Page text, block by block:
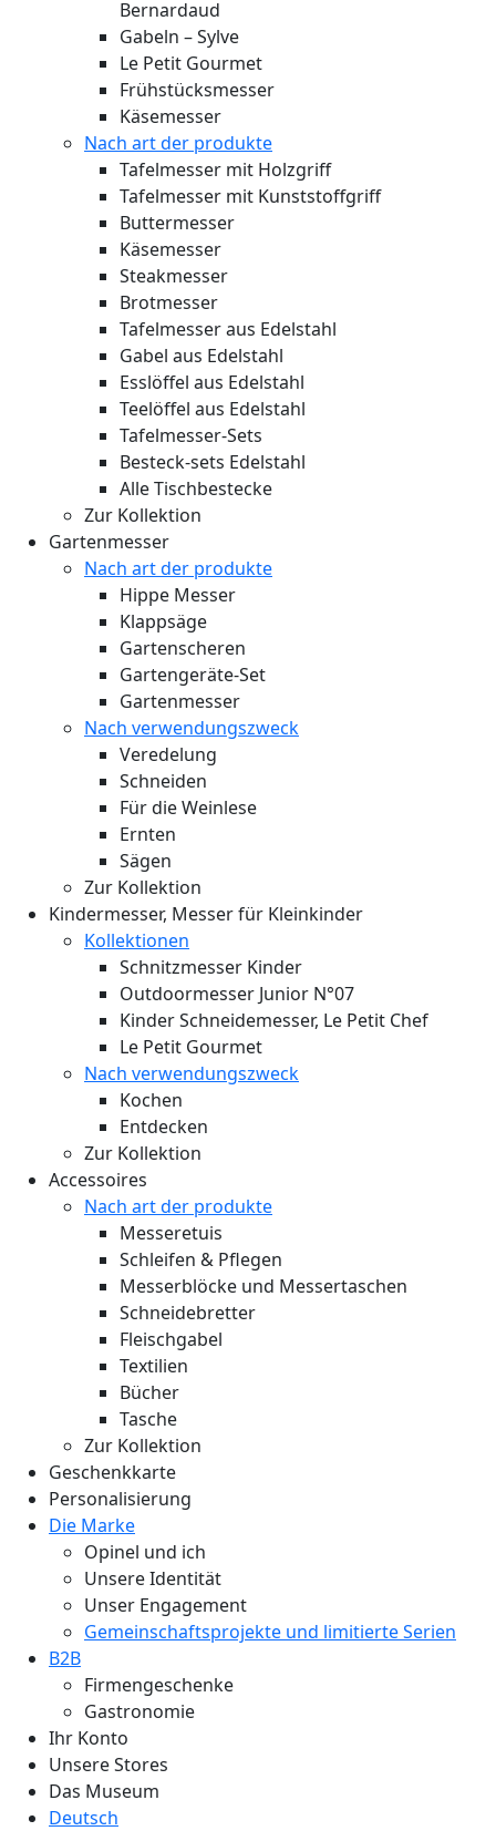
Bernardaud
Gabeln – Sylve
Le Petit Gourmet
Frühstücksmesser
Käsemesser
Nach art der produkte
Tafelmesser mit Holzgriff
Tafelmesser mit Kunststoffgriff
Buttermesser
Käsemesser
Steakmesser
Brotmesser
Tafelmesser aus Edelstahl
Gabel aus Edelstahl
Esslöffel aus Edelstahl
Teelöffel aus Edelstahl
Tafelmesser-Sets
Besteck-sets Edelstahl
Alle Tischbestecke
Zur Kollektion
Gartenmesser
Nach art der produkte
Hippe Messer
Klappsäge
Gartenscheren
Gartengeräte-Set
Gartenmesser
Nach verwendungszweck
Veredelung
Schneiden
Für die Weinlese
Ernten
Sägen
Zur Kollektion
Kindermesser, Messer für Kleinkinder
Kollektionen
Schnitzmesser Kinder
Outdoormesser Junior N°07
Kinder Schneidemesser, Le Petit Chef
Le Petit Gourmet
Nach verwendungszweck
Kochen
Entdecken
Zur Kollektion
Accessoires
Nach art der produkte
Messeretuis
Schleifen & Pflegen
Messerblöcke und Messertaschen
Schneidebretter
Fleischgabel
Textilien
Bücher
Tasche
Zur Kollektion
Geschenkkarte
Personalisierung
Die Marke
Opinel und ich
Unsere Identität
Unser Engagement
Gemeinschaftsprojekte und limitierte Serien
B2B
Firmengeschenke
Gastronomie
Ihr Konto
Unsere Stores
Das Museum
Deutsch